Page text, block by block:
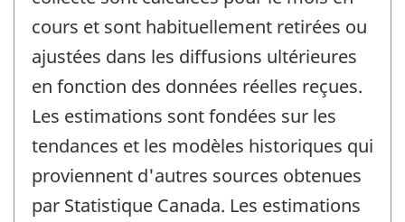
cours et sont habituellement retirées ou
ajustées dans les diffusions ultérieures
en fonction des données réelles reçues.
Les estimations sont fondées sur les
tendances et les modèles historiques qui
proviennent d'autres sources obtenues
par Statistique Canada. Les estimations